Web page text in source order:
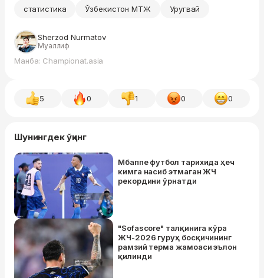
статистика Ўзбекистон МТЖ Уругвай
Sherzod Nurmatov
Муаллиф
Манба: Championat.asia
5 0 1 0 0
Шунингдек ўқинг
Мбаппе футбол тарихида ҳеч
кимга насиб этмаган ЖЧ
рекордини ўрнатди
"Sofascore" талқинига кўра
ЖЧ-2026 гуруҳ босқичининг
рамзий терма жамоаси эълон
қилинди